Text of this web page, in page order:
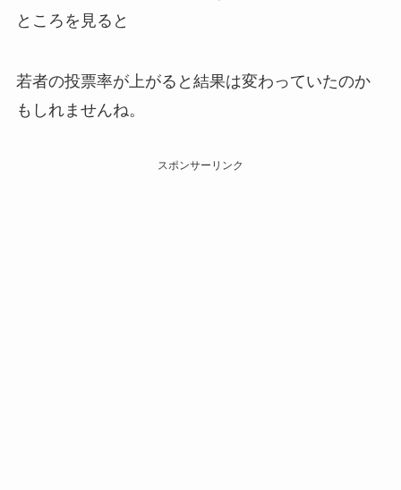
ところを見ると
若者の投票率が上がると結果は変わっていたのか
もしれませんね。
スポンサーリンク